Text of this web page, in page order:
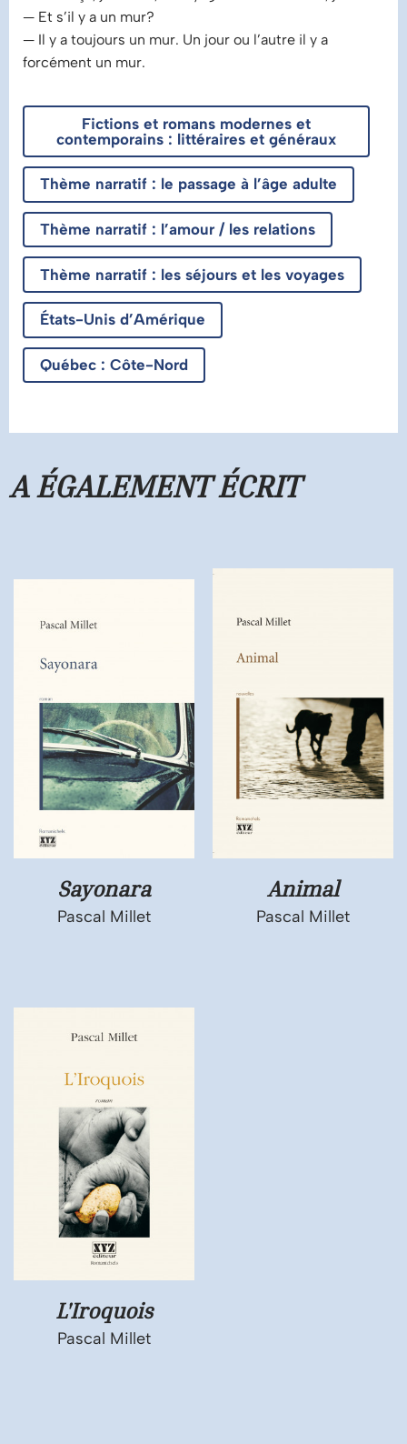
— Et s’il y a un mur?
— Il y a toujours un mur. Un jour ou l’autre il y a
forcément un mur.
Fictions et romans modernes et
contemporains : littéraires et généraux
Thème narratif : le passage à l’âge adulte
Thème narratif : l’amour / les relations
Thème narratif : les séjours et les voyages
États-Unis d’Amérique
Québec : Côte-Nord
A ÉGALEMENT ÉCRIT
Sayonara
Pascal Millet
Animal
Pascal Millet
L'Iroquois
Pascal Millet